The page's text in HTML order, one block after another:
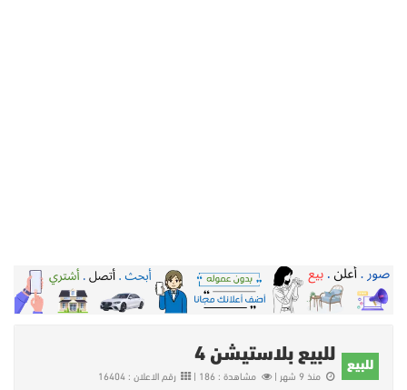
للبيع للبيع بلاستيشن 4
منذ 9 شهر | مشاهدة : 186 | رقم الاعلان : 16404